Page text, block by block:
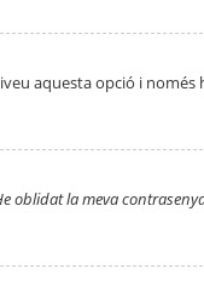
aquesta opció i només
oblidat la meva